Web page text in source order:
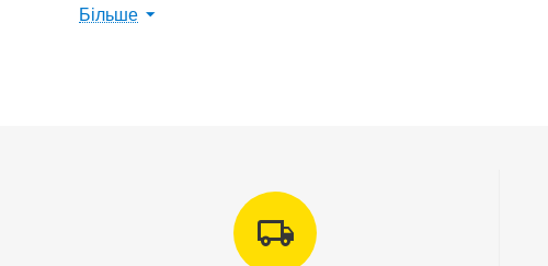
Електроживлення 220-240 В, 50/60 Гц.
Більше